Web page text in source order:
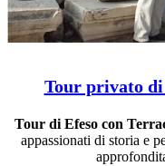
Tour privato di
Tour di Efeso con
appassionati di storia e